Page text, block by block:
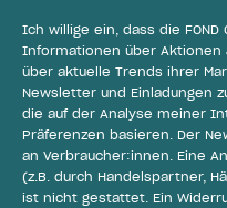
Ich willige ein, dass die FOND
Informationen über Aktionen
über aktuelle Trends ihrer
Newsletter und Einladungen
die auf der Analyse meiner
Präferenzen basieren. Der
an Verbraucher:innen. Eine
(z.B. durch Handelspartner,
ist nicht gestattet. Ein